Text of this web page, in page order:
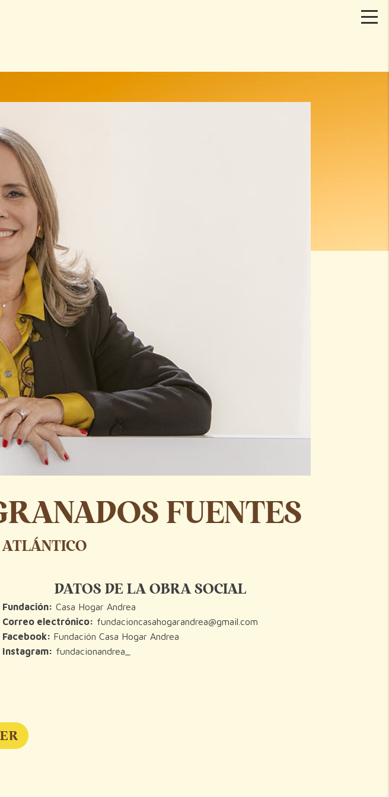
FUENTES
DATOS DE LA OBRA SOCIAL
Fundación: Casa Hogar Andrea
Correo electrónico: fundacioncasahogarandrea@gmail.com
Facebook: Fundación Casa Hogar Andrea
Instagram: fundacionandrea_